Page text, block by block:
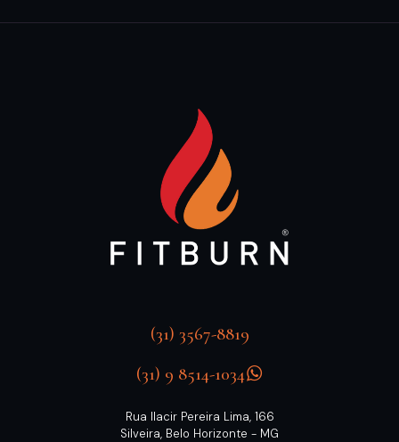
(31) 3567-8819
(31) 9 8514-1034
Rua Ilacir Pereira Lima, 166
Silveira, Belo Horizonte - MG